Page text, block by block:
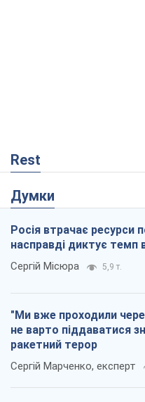
Rest
Думки
Росія втрачає ресурси
насправді диктує темп
Сергій Місюра 5,9 т.
"Ми вже проходили
не варто піддаватися
ракетний терор
Сергій Марченко, експерт